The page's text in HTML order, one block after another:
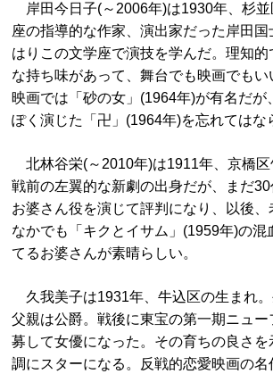
岸田今日子(～2006年)は1930年、杉並
座の指導的な作家、演出家だった岸田
はりこの文学座で演技を学んだ。理知的
な持ち味があって、舞台でも映画でもい
映画では「砂の女」(1964年)が有名だが
ぽく演じた「卍」(1964年)を忘れてはな
北林谷栄(～2010年)は1911年、京橋区
戦前の左翼的な新劇の出身だが、まだ
お婆さん役を演じて評判になり、以後、
なかでも「キクとイサム」(1959年)の混
てるお婆さんが素晴らしい。
久我美子は1931年、牛込区の生まれ
父親は公爵。戦後に東宝の第一期ニュ
募して女優になった。その育ちの良さ
調にスターになる。反戦的恋愛映画の名